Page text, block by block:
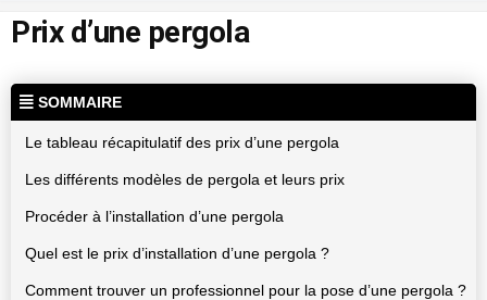
Prix d’une pergola
SOMMAIRE
Le tableau récapitulatif des prix d’une pergola
Les différents modèles de pergola et leurs prix
Procéder à l’installation d’une pergola
Quel est le prix d’installation d’une pergola ?
Comment trouver un professionnel pour la pose d’une pergola ?